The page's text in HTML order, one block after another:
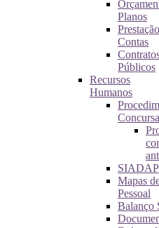
Planos
Contas
Públicos
Recursos
Humanos
SIADAP
Mapas
Pessoal
Balanço